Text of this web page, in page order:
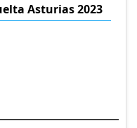
Asturias 2023